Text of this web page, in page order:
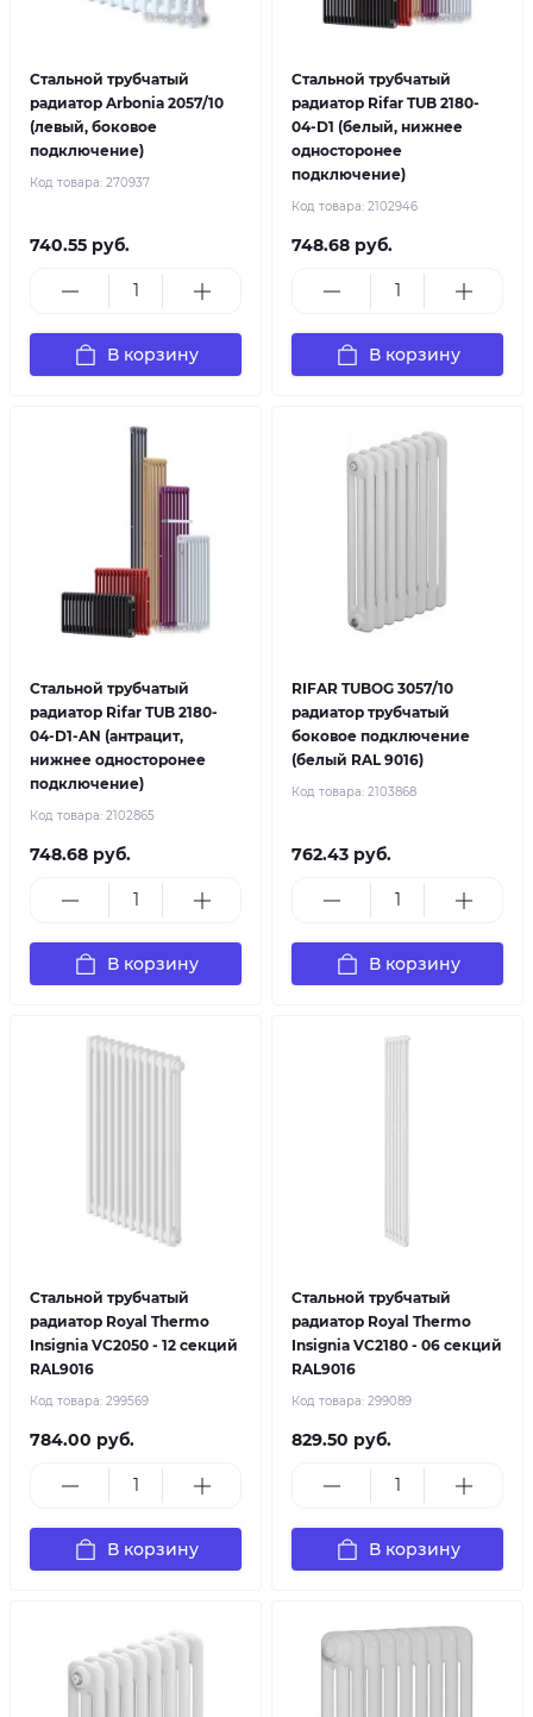
Стальной трубчатый
радиатор Arbonia 2057/10
(левый, боковое
подключение)
Код товара: 270937
740.55 руб.
В корзину
Стальной трубчатый
радиатор Rifar TUB 2180-
04-D1 (белый, нижнее
односторонее
подключение)
Код товара: 2102946
748.68 руб.
В корзину
Стальной трубчатый
радиатор Rifar TUB 2180-
04-D1-AN (антрацит,
нижнее односторонее
подключение)
Код товара: 2102865
748.68 руб.
В корзину
RIFAR TUBOG 3057/10
радиатор трубчатый
боковое подключение
(белый RAL 9016)
Код товара: 2103868
762.43 руб.
В корзину
Стальной трубчатый
радиатор Royal Thermo
Insignia VC2050 - 12 секций
RAL9016
Код товара: 299569
784.00 руб.
В корзину
Стальной трубчатый
радиатор Royal Thermo
Insignia VC2180 - 06 секций
RAL9016
Код товара: 299089
829.50 руб.
В корзину